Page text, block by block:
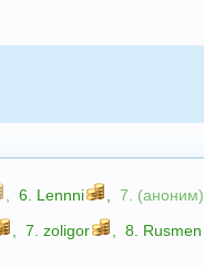
6. Lennni 7. (аноним)
7.zoligor 8. Rusmen